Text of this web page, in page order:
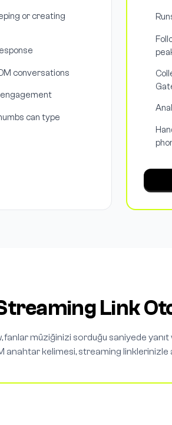
or creating
conversations
can type
Link
müziğinizi sorduğu saniyede yanıt
anahtar kelimesi, streaming linklerinizle